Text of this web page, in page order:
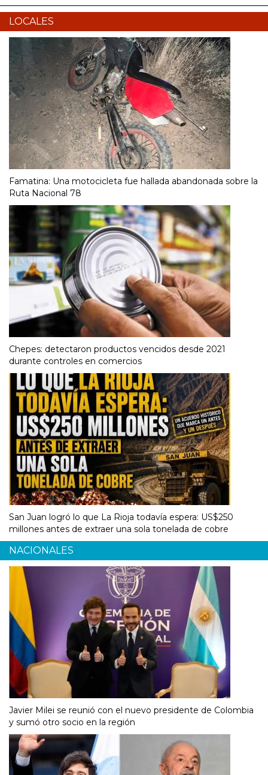
LOCALES
Famatina: Una motocicleta fue hallada abandonada sobre la
Ruta Nacional 78
Chepes: detectaron productos vencidos desde 2021
durante controles en comercios
San Juan logró lo que La Rioja todavía espera: US$250
millones antes de extraer una sola tonelada de cobre
NACIONALES
Javier Milei se reunió con el nuevo presidente de Colombia
y sumó otro socio en la región